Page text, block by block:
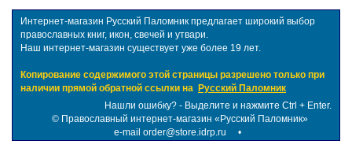
Интернет-магазин Русский Паломник предлагает широкий выбор
православных книг, икон, свечей и утвари.
Наш интернет-магазин существует уже более 19 лет.
Копирование содержимого этой страницы разрешено только при
наличии прямой обратной ссылки на Русский Паломник
Нашли ошибку? - Выделите и нажмите Ctrl + Enter.
© Православный интернет-магазин «Русский Паломник»
e-mail order@store.idrp.ru •